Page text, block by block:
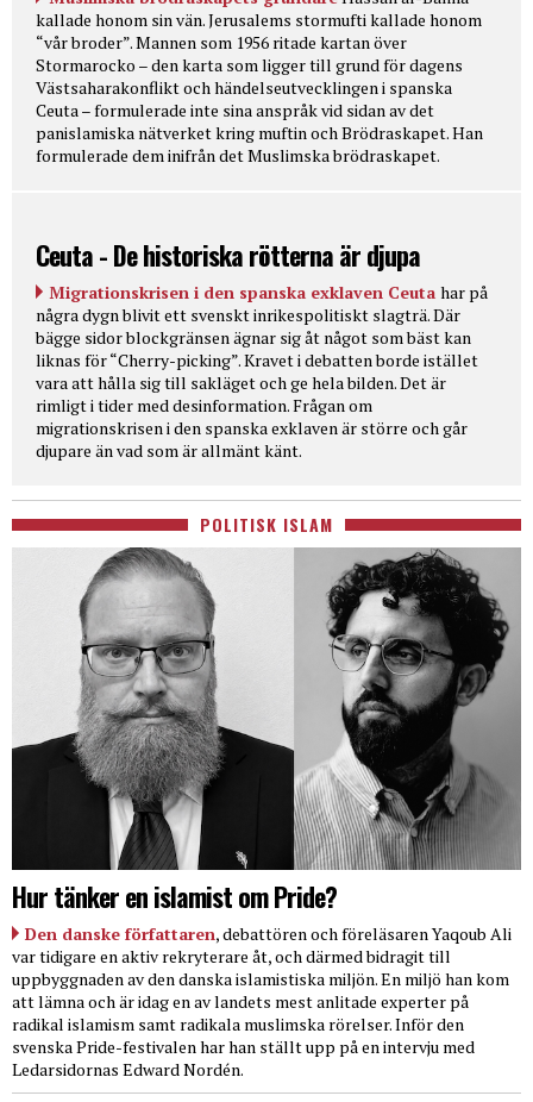
kallade honom sin vän. Jerusalems stormufti kallade honom
“vår broder”. Mannen som 1956 ritade kartan över
Stormarocko – den karta som ligger till grund för dagens
Västsaharakonflikt och händelseutvecklingen i spanska
Ceuta – formulerade inte sina anspråk vid sidan av det
panislamiska nätverket kring muftin och Brödraskapet. Han
formulerade dem inifrån det Muslimska brödraskapet.
Ceuta - De historiska rötterna är djupa
Migrationskrisen i den spanska exklaven Ceuta har på
några dygn blivit ett svenskt inrikespolitiskt slagträ. Där
bägge sidor blockgränsen ägnar sig åt något som bäst kan
liknas för “Cherry-picking”. Kravet i debatten borde istället
vara att hålla sig till sakläget och ge hela bilden. Det är
rimligt i tider med desinformation. Frågan om
migrationskrisen i den spanska exklaven är större och går
djupare än vad som är allmänt känt.
POLITISK ISLAM
Hur tänker en islamist om Pride?
Den danske författaren, debattören och föreläsaren Yaqoub Ali
var tidigare en aktiv rekryterare åt, och därmed bidragit till
uppbyggnaden av den danska islamistiska miljön. En miljö han kom
att lämna och är idag en av landets mest anlitade experter på
radikal islamism samt radikala muslimska rörelser. Inför den
svenska Pride-festivalen har han ställt upp på en intervju med
Ledarsidornas Edward Nordén.